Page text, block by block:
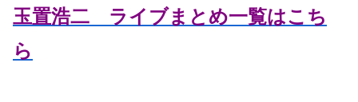
玉置浩二 ライブまとめ一覧はこち
ら